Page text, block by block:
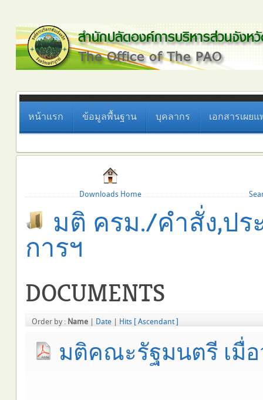
หน้าแรก ข้อมูลพื้นฐาน บุคลากร เอกสารเผยแ
Downloads Home
มติ ครม./คำสั่ง,ปร
การฯ
DOCUMENTS
Order by : Name Date Hits [ Ascendant ]
มติคณะรัฐมนตรี เมื่